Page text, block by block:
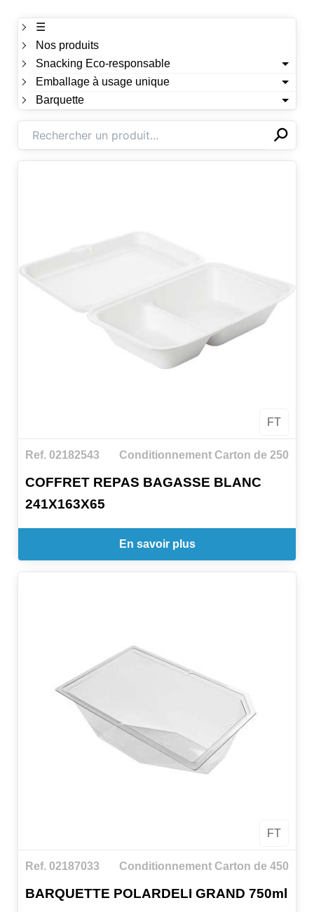
☰
Nos produits
Snacking Eco-responsable
Emballage à usage unique
Barquette
✕⚲
FT
Ref. 02182543 Conditionnement Carton de 250
COFFRET REPAS BAGASSE BLANC
241X163X65
En savoir plus
FT
Ref. 02187033 Conditionnement Carton de 450
BARQUETTE POLARDELI GRAND 750ml